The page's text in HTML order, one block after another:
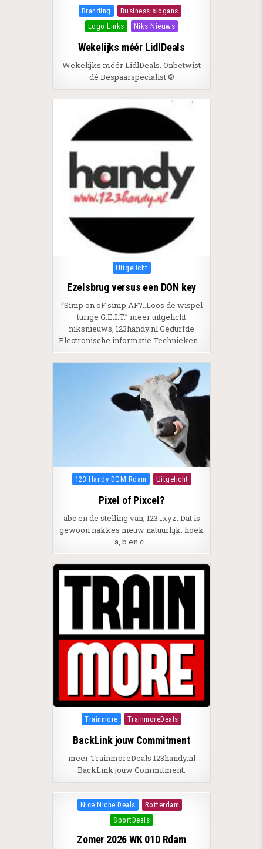
Posted in
Branding
Business slogans
Logo Links
Niks Nieuws
Wekelijks méér LidlDeals
Wekelijks méér LidlDeals. Onbetwist
dé Bespaarspecialist ©
Posted in
Uitgelicht
Ezelsbrug versus een DON key
“Simp on oF simp AF?..Loos de wispel
turige G.E.I.T.” meer uitgelicht
niksnieuws, 123handy.nl Gedurfde
Electronische informatie Technieken….
Posted in
123 Handy DGM Rdam Uitgelicht
Pixel of Pixcel?
abc en de stelling van; 123…xyz. Dat is
gewoon nakkes nieuw natuurlijk. hoek
a, b en c…
Posted in
Trainmore TrainmoreDeals
BackLink jouw Commitment
meer TrainmoreDeals 123handy.nl
BackLink jouw Commitment.
Posted in
Nice Niche Deals
Rotterdam
SportDeals
Zomer 2026 WK 010 Rdam